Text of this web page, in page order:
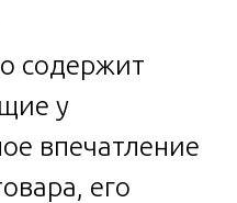
содержит
у
впечатление
его